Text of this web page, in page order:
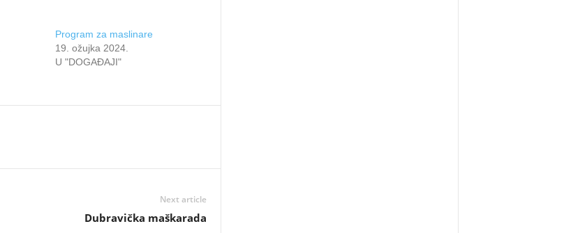
Program za maslinare
19. ožujka 2024.
U "DOGAĐAJI"
Next article
Dubravička maškarada